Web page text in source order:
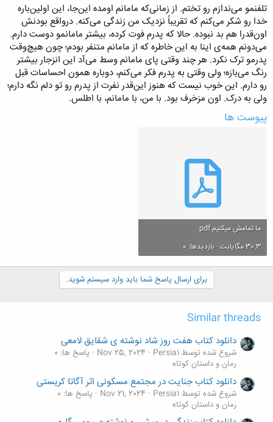
تلفنمو می‌ندازم رو تختم. از زمانی‌که مامانم اومده این‌جا، این اولین‌باره
خدا رو شکر می‌کنم که تقریباً نزدیک من زندگی می‌کنه. درواقع بودنش
اون‌قدرا هم بد نبوده. حالا که پدرم فوت کرده، بیشتر مامانمو دوست دارم.
می‌دونم همه‌ی اینا به این خاطره که از مامانم متنفر بودم؛ چون هیچ‌وقت
پدرمو ترک نکرد. هر چند وقتی پای مامانم وسط می‌آد این انزجار بیشتر
رنگ می‌بازه؛ ولی وقتی به پدرم فکر می‌کنم، دوباره همون احساسات قبل
رو دارم. این خوب نیست که هنوز این‌قدر نفرت از پدرم رو تو دلم نگه دارم؛
ولی به درک. اون مزخرف بود. با من، با مامانم، با اطلس.
پیوست ها
ما تمامش میکنیم.pdf
30.3 مگایابت · بازدیدها: 0
برای ارسال پاسخ شما باید وارد سیستم شوید.
Similar threads
دانلود کتاب هفت روز شاد نوشته ی شقایق لامعی
شروع شده توسط Persia1 Nov 25, 2024
پاسخ ها: 0
رمان و داستان کوتاه
دانلود کتاب جنایت در مجتمع مسکونی اثر آگاتا کریستی
شروع شده توسط Persia1 Nov 21, 2024
پاسخ ها: 0
رمان و داستان کوتاه